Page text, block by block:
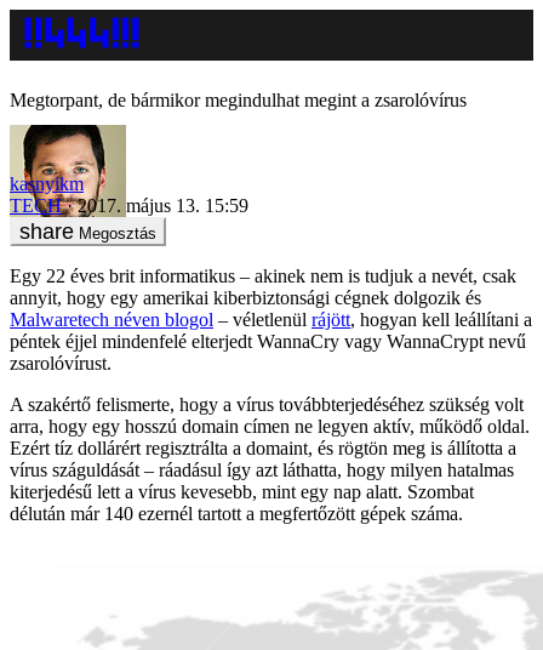
Megtorpant, de bármikor megindulhat megint a zsarolóvírus
kasnyikm
TECH
2017. május 13. 15:59
Megosztás
Egy 22 éves brit informatikus – akinek nem is tudjuk a nevét, csak
annyit, hogy egy amerikai kiberbiztonsági cégnek dolgozik és
Malwaretech néven blogol – véletlenül rájött, hogyan kell leállítani a
péntek éjjel mindenfelé elterjedt WannaCry vagy WannaCrypt nevű
zsarolóvírust.
A szakértő felismerte, hogy a vírus továbbterjedéséhez szükség volt
arra, hogy egy hosszú domain címen ne legyen aktív, működő oldal.
Ezért tíz dollárért regisztrálta a domaint, és rögtön meg is állította a
vírus száguldását – ráadásul így azt láthatta, hogy milyen hatalmas
kiterjedésű lett a vírus kevesebb, mint egy nap alatt. Szombat
délután már 140 ezernél tartott a megfertőzött gépek száma.